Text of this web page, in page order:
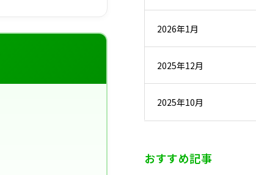
2026年1月
2025年12月
2025年10月
おすすめ記事